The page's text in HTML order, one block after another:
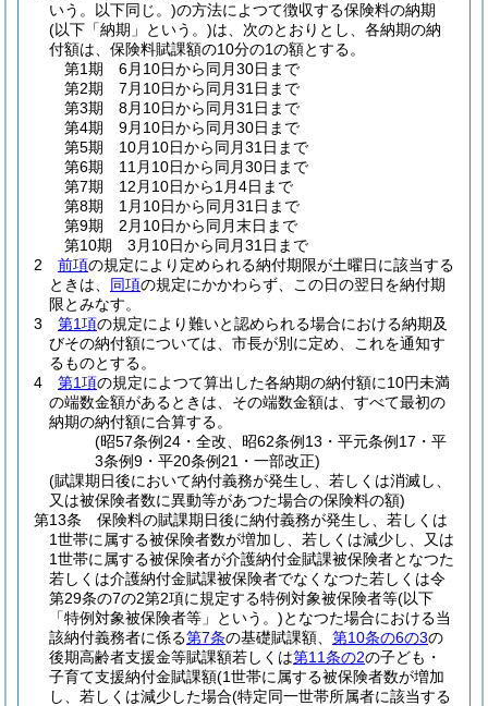
いう。以下同じ。)の方法によつて徴収する保険料の納期
(以下「納期」という。)は、次のとおりとし、各納期の納
付額は、保険料賦課額の10分の1の額とする。
第1期 6月10日から同月30日まで
第2期 7月10日から同月31日まで
第3期 8月10日から同月31日まで
第4期 9月10日から同月30日まで
第5期 10月10日から同月31日まで
第6期 11月10日から同月30日まで
第7期 12月10日から1月4日まで
第8期 1月10日から同月31日まで
第9期 2月10日から同月末日まで
第10期 3月10日から同月31日まで
2
前項の規定により定められる納付期限が土曜日に該当する
ときは、 同項の規定にかかわらず、この日の翌日を納付期
限とみなす。
3
第1項の規定により難いと認められる場合における納期及
びその納付額については、市長が別に定め、これを通知す
るものとする。
4
第1項の規定によつて算出した各納期の納付額に10円未満
の端数金額があるときは、その端数金額は、すべて最初の
納期の納付額に合算する。
(昭57条例24・全改、昭62条例13・平元条例17・平
3条例9・平20条例21・一部改正)
(賦課期日後において納付義務が発生し、若しくは消滅し、
又は被保険者数に異動等があつた場合の保険料の額)
第13条
保険料の賦課期日後に納付義務が発生し、若しくは
1世帯に属する被保険者数が増加し、若しくは減少し、又は
1世帯に属する被保険者が介護納付金賦課被保険者となつた
若しくは介護納付金賦課被保険者でなくなつた若しくは令
第29条の7の2第2項に規定する特例対象被保険者等(以下
「特例対象被保険者等」という。)となつた場合における当
該納付義務者に係る第7条の基礎賦課額、 第10条の6の3の
後期高齢者支援金等賦課額若しくは第11条の2の子ども・
子育て支援納付金賦課額(1世帯に属する被保険者数が増加
し、若しくは減少した場合(特定同一世帯所属者に該当する